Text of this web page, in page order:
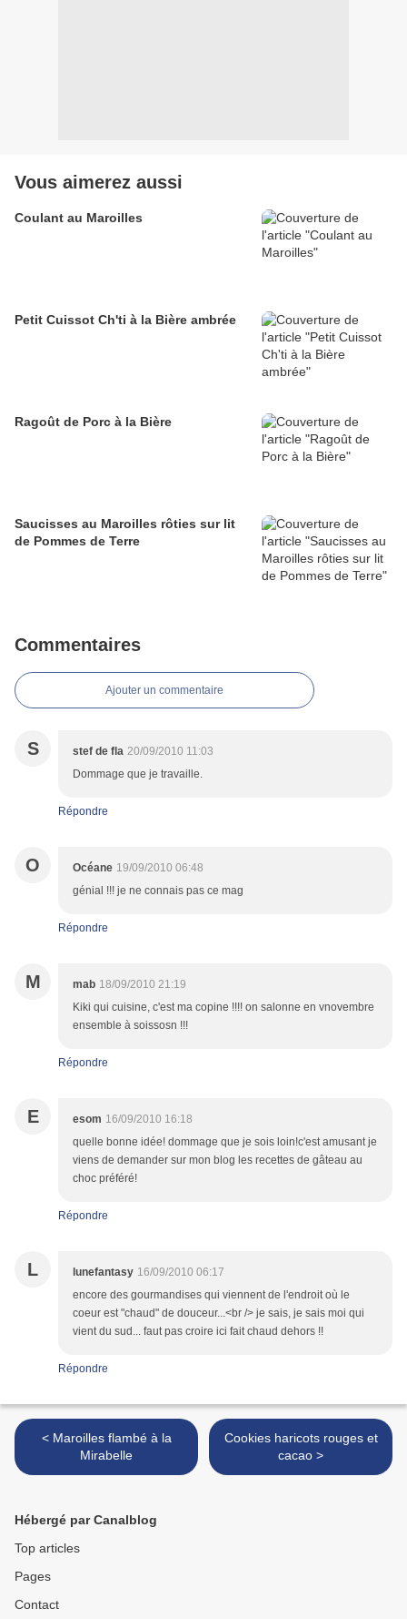
Vous aimerez aussi
Coulant au Maroilles
Petit Cuissot Ch'ti à la Bière ambrée
Ragoût de Porc à la Bière
Saucisses au Maroilles rôties sur lit
de Pommes de Terre
Commentaires
Ajouter un commentaire
S stef de fla 20/09/2010 11:03
Dommage que je travaille.
Répondre
O Océane 19/09/2010 06:48
génial !!! je ne connais pas ce mag
Répondre
M mab 18/09/2010 21:19
Kiki qui cuisine, c'est ma copine !!!! on salonne en vnovembre
ensemble à soissosn !!!
Répondre
E esom 16/09/2010 16:18
quelle bonne idée! dommage que je sois loin!c'est amusant je
viens de demander sur mon blog les recettes de gâteau au
choc préféré!
Répondre
L lunefantasy 16/09/2010 06:17
encore des gourmandises qui viennent de l'endroit où le
coeur est "chaud" de douceur...<br /> je sais, je sais moi qui
vient du sud... faut pas croire ici fait chaud dehors !!
Répondre
< Maroilles flambé à la
Mirabelle
Cookies haricots rouges et
cacao >
Hébergé par Canalblog
Top articles
Pages
Contact